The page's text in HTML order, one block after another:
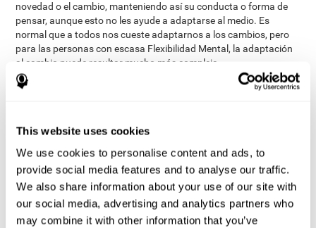
This website uses cookies
We use cookies to personalise content and ads, to
provide social media features and to analyse our traffic.
We also share information about your use of our site with
our social media, advertising and analytics partners who
may combine it with other information that you’ve
novedad o el cambio, manteniendo así su conducta o forma de
pensar, aunque esto no les ayude a adaptarse al medio. Es
normal que a todos nos cueste adaptarnos a los cambios, pero
para las personas con escasa Flexibilidad Mental, la adaptación
al cambio puede resultar mucho más compleja.
La perseveración está asociada específicamente a la
sido planificadas, pero que ya no se ajustan al logro de los
Trastornos o patologías asociados
a una flexibilidad cognitiva
deficiente o rigidez mental